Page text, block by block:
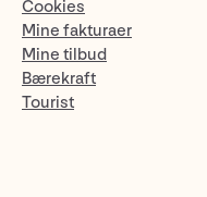
Cookies
Mine fakturaer
Mine tilbud
Bærekraft
Tourist